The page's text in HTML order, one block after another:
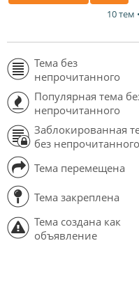
10 тем
Тема без
непрочитанного
Популярная тема
непрочитанного
Заблокированная
без непрочитанного
Тема перемещена
Тема закреплена
Тема создана как
объявление